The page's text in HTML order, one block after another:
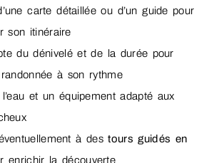
carte détaillée ou d’un guide pour
son itinéraire
du dénivelé et de la durée pour
à son rythme
et un équipement adapté aux
à destours guidés en
enrichir la découverte